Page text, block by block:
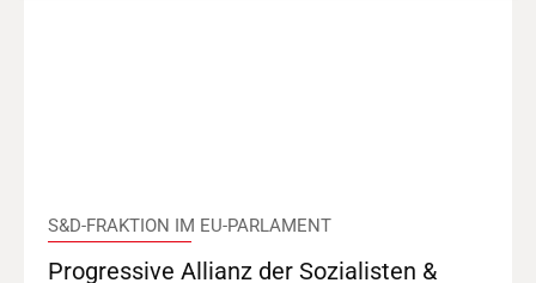
S&D-FRAKTION IM EU-PARLAMENT
Progressive Allianz der Sozialisten &